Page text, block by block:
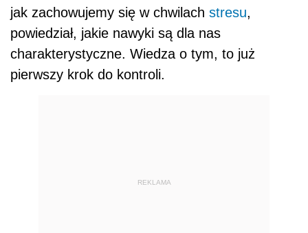
jak zachowujemy się w chwilach stresu,
powiedział, jakie nawyki są dla nas
charakterystyczne. Wiedza o tym, to już
pierwszy krok do kontroli.
REKLAMA